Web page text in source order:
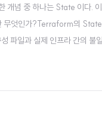
개념 중 하나는 State 이다.
엇인가?Terraform의 State
파일과 실제 인프라 간의